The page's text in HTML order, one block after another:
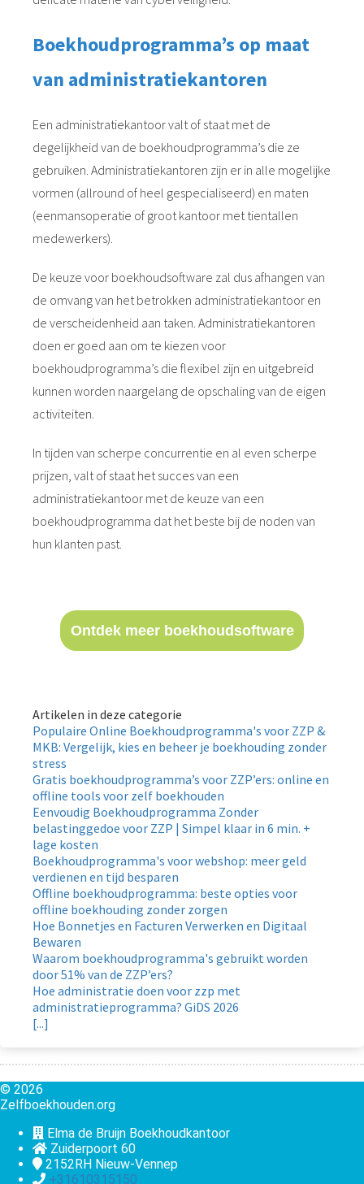
Boekhoudprogramma’s op maat
van administratiekantoren
Een administratiekantoor valt of staat met de
degelijkheid van de boekhoudprogramma’s die ze
gebruiken. Administratiekantoren zijn er in alle mogelijke
vormen (allround of heel gespecialiseerd) en maten
(eenmansoperatie of groot kantoor met tientallen
medewerkers).
De keuze voor boekhoudsoftware zal dus afhangen van
de omvang van het betrokken administratiekantoor en
de verscheidenheid aan taken. Administratiekantoren
doen er goed aan om te kiezen voor
boekhoudprogramma’s die flexibel zijn en uitgebreid
kunnen worden naargelang de opschaling van de eigen
activiteiten.
In tijden van scherpe concurrentie en al even scherpe
prijzen, valt of staat het succes van een
administratiekantoor met de keuze van een
boekhoudprogramma dat het beste bij de noden van
hun klanten past.
Ontdek meer boekhoudsoftware
Artikelen in deze categorie
Populaire Online Boekhoudprogramma's voor ZZP &
MKB: Vergelijk, kies en beheer je boekhouding zonder
stress
Gratis boekhoudprogramma’s voor ZZP’ers: online en
offline tools voor zelf boekhouden
Eenvoudig Boekhoudprogramma Zonder
belastinggedoe voor ZZP | Simpel klaar in 6 min. +
lage kosten
Boekhoudprogramma's voor webshop: meer geld
verdienen en tijd besparen
Offline boekhoudprogramma: beste opties voor
offline boekhouding zonder zorgen
Hoe Bonnetjes en Facturen Verwerken en Digitaal
Bewaren
Waarom boekhoudprogramma's gebruikt worden
door 51% van de ZZP’ers?
Hoe administratie doen voor zzp met
administratieprogramma? GiDS 2026
[...]
© 2026
Zelfboekhouden.org
Elma de Bruijn Boekhoudkantoor
Zuiderpoort 60
2152RH Nieuw-Vennep
+31610315150